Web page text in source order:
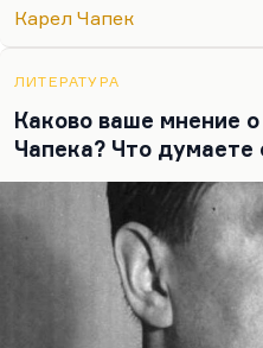
но как-то не очень
если уж на то пошло, и
которые используют
рабства. Стоит
главное его
«философская
«Метеор». Во многом из
кажется, вырос
Ондатже, история…
Карел Чапек
ЛИТЕРАТУРА
Каково ваше мнение
Чапека? Что думаете